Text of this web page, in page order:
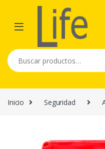
Skip to navigation
Skip to content
Buscar por:
Inicio Seguridad